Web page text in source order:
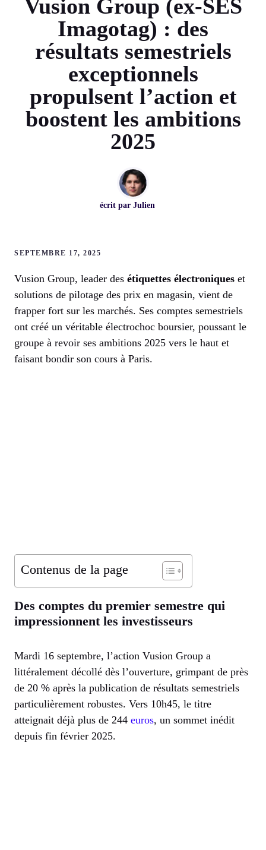
Vusion Group (ex-SES
Imagotag) : des
résultats semestriels
exceptionnels
propulsent l’action et
boostent les ambitions
2025
écrit par Julien
SEPTEMBRE 17, 2025
Vusion Group, leader des étiquettes électroniques et
solutions de pilotage des prix en magasin, vient de
frapper fort sur les marchés. Ses comptes semestriels
ont créé un véritable électrochoc boursier, poussant le
groupe à revoir ses ambitions 2025 vers le haut et
faisant bondir son cours à Paris.
Contenus de la page
Des comptes du premier semestre qui
impressionnent les investisseurs
Mardi 16 septembre, l’action Vusion Group a
littéralement décollé dès l’ouverture, grimpant de près
de 20 % après la publication de résultats semestriels
particulièrement robustes. Vers 10h45, le titre
atteignait déjà plus de 244 euros, un sommet inédit
depuis fin février 2025.